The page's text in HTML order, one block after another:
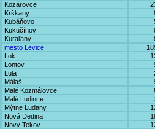
Kozárovce
Krškany
Kubáňovo
Kukučínov
Kuraľany
mesto Levice
Lok
Lontov
Lula
Málaš
Malé Kozmálovce
Malé Ludince
Mýtne Ludany
Nová Dedina
Nový Tekov